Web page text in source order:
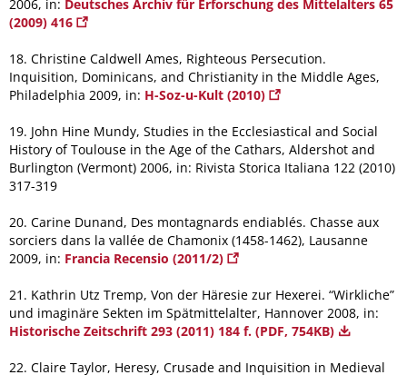
2006, in: Deutsches Archiv für Erforschung des Mittelalters 65
(2009) 416
18. Christine Caldwell Ames, Righteous Persecution.
Inquisition, Dominicans, and Christianity in the Middle Ages,
Philadelphia 2009, in: H-Soz-u-Kult (2010)
19. John Hine Mundy, Studies in the Ecclesiastical and Social
History of Toulouse in the Age of the Cathars, Aldershot and
Burlington (Vermont) 2006, in: Rivista Storica Italiana 122 (2010)
317-319
20. Carine Dunand, Des montagnards endiablés. Chasse aux
sorciers dans la vallée de Chamonix (1458-1462), Lausanne
2009, in: Francia Recensio (2011/2)
21. Kathrin Utz Tremp, Von der Häresie zur Hexerei. “Wirkliche”
und imaginäre Sekten im Spätmittelalter, Hannover 2008, in:
Historische Zeitschrift 293 (2011) 184 f. (PDF, 754KB)
22. Claire Taylor, Heresy, Crusade and Inquisition in Medieval